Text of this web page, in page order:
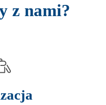
z nami?